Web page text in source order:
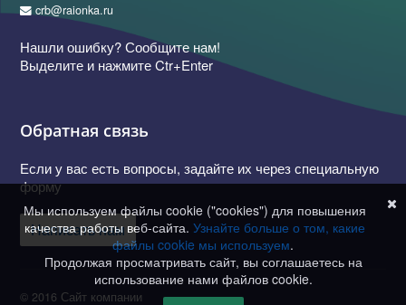
crb@raionka.ru
Нашли ошибку? Сообщите нам!
Выделите и нажмите Ctr+Enter
Обратная связь
Если у вас есть вопросы, задайте их через специальную
форму
Написать нам
© 2016 Сайт компании
Мы используем файлы cookie ("cookies") для повышения
качества работы веб-сайта. Узнайте больше о том, какие
файлы cookie мы используем.
Продолжая просматривать сайт, вы соглашаетесь на
использование нами файлов cookie.